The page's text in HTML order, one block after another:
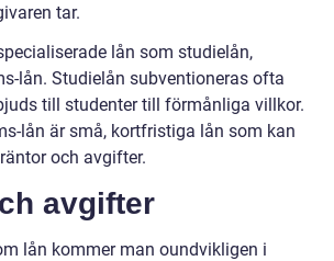
tar.
lån som studielån,
lån. Studielån subventioneras ofta
till studenter till förmånliga villkor.
lån är små, kortfristiga lån som kan
och avgifter.
avgifter
lån kommer man oundvikligen i